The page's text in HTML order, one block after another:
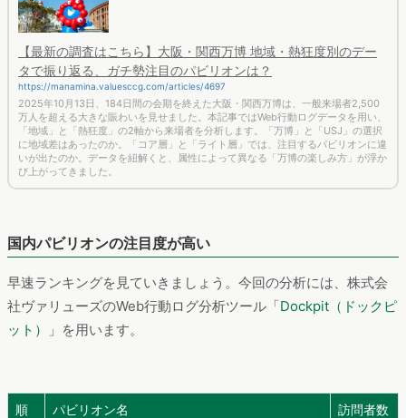
【最新の調査はこちら】大阪・関西万博 地域・熱狂度別のデー
タで振り返る、ガチ勢注目のパビリオンは？
https://manamina.valuesccg.com/articles/4697
2025年10月13日、184日間の会期を終えた大阪・関西万博は、一般来場者2,500
万人を超える大きな賑わいを見せました。本記事ではWeb行動ログデータを用い、
「地域」と「熱狂度」の2軸から来場者を分析します。「万博」と「USJ」の選択
に地域差はあったのか。「コア層」と「ライト層」では、注目するパビリオンに違
いが出たのか。データを紐解くと、属性によって異なる「万博の楽しみ方」が浮か
び上がってきました。
国内パビリオンの注目度が高い
早速ランキングを見ていきましょう。今回の分析には、株式会
社ヴァリューズのWeb行動ログ分析ツール「Dockpit（ドックピ
ット）
」を用います。
順
パビリオン名 訪問者数